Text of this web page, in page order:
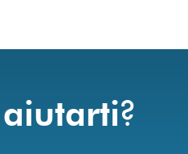
aiutarti?